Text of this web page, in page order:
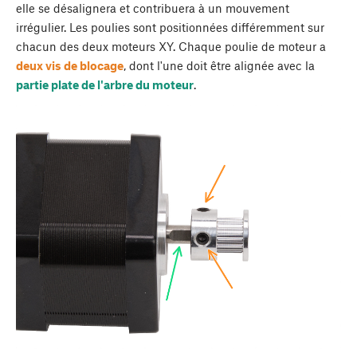
elle se désalignera et contribuera à un mouvement
irrégulier. Les poulies sont positionnées différemment sur
chacun des deux moteurs XY. Chaque poulie de moteur a
deux vis de blocage, dont l'une doit être alignée avec la
partie plate de l'arbre du moteur.